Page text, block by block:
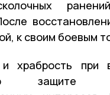
к своим боевым
храбрость при
защите